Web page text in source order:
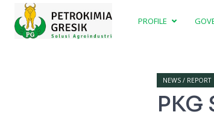
PROFILE
NEWS / REPORT